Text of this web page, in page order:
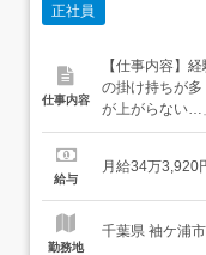
正社員
仕事内容
【仕事内容】
の掛け持ちが
が上がらない…
い…」そんな悩
ませんか?「建
給与
月給34万3,920
勤務地
千葉県 袖ケ浦市